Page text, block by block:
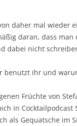
daher mal wieder
daran, dass man
dabei nicht
benutzt ihr und
Früchte von
in Cocktailpodcast
als Gequatsche im